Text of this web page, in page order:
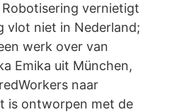
vernietigt
vlot niet in Nederland;
werk over van
Emika uit München,
naar
is ontworpen met de